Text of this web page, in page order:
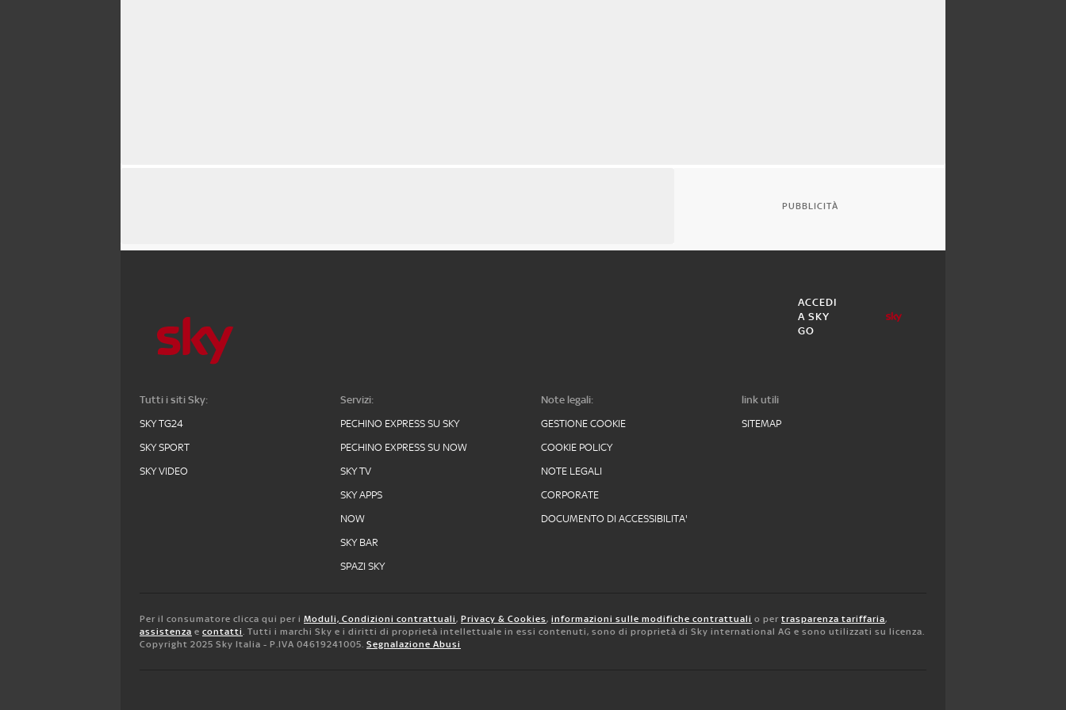
PUBBLICITÀ
ACCEDI
A SKY
GO
Tutti i siti Sky:
SKY TG24
SKY SPORT
SKY VIDEO
Servizi:
PECHINO EXPRESS SU SKY
PECHINO EXPRESS SU NOW
SKY TV
SKY APPS
NOW
SKY BAR
SPAZI SKY
Note legali:
GESTIONE COOKIE
COOKIE POLICY
NOTE LEGALI
CORPORATE
DOCUMENTO DI ACCESSIBILITA'
link utili
SITEMAP
Per il consumatore clicca qui per i Moduli, Condizioni contrattuali, Privacy & Cookies, informazioni sulle modifiche contrattuali o per trasparenza tariffaria,
assistenza e contatti. Tutti i marchi Sky e i diritti di proprietà intellettuale in essi contenuti, sono di proprietà di Sky international AG e sono utilizzati su licenza.
Copyright 2025 Sky Italia - P.IVA 04619241005. Segnalazione Abusi